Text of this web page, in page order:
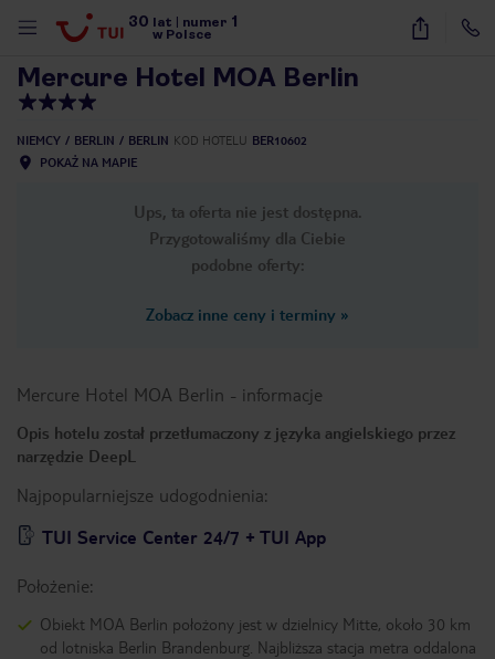
30 lat numer 1
w Polsce
30
Mercure Hotel MOA Berlin
NIEMCY BERLIN BERLIN KOD HOTELU BER10602
POKAŻ NA MAPIE
Ups, ta oferta nie jest dostępna.
Przygotowaliśmy dla Ciebie
podobne oferty:
Zobacz inne ceny i terminy »
Mercure Hotel MOA Berlin - informacje
Opis hotelu został przetłumaczony z języka angielskiego przez
narzędzie DeepL
Najpopularniejsze udogodnienia:
TUI Service Center 24/7 + TUI App
Położenie:
Obiekt MOA Berlin położony jest w dzielnicy Mitte, około 30 km
od lotniska Berlin Brandenburg. Najbliższa stacja metra oddalona